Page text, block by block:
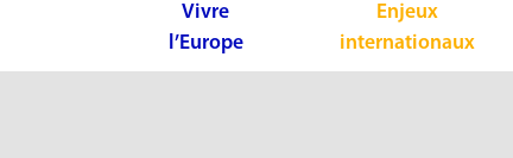
Vivre
l’Europe
Enjeux
internationaux